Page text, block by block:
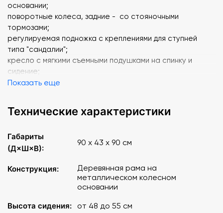
основании;
поворотные колеса, задние - со стояночными
тормозами;
регулируемая подножка с креплениями для ступней
типа "сандалии";
кресло с мягкими съемными подушками на спинку и
сидение;
съемные регулируемые подлокотники;
подголовник с регулировкой по ширине и высоте;
до спинки сидения;
Высота от сидения до пола
Ширина сидения: 36 см
Показать еще
Технические характеристики
Габариты
(Д×Ш×В):
90 х 43 х 90 см
Конструкция:
Деревянная рама на
металлическом колесном
основании
Высота сидения:
от 48 до 55 см